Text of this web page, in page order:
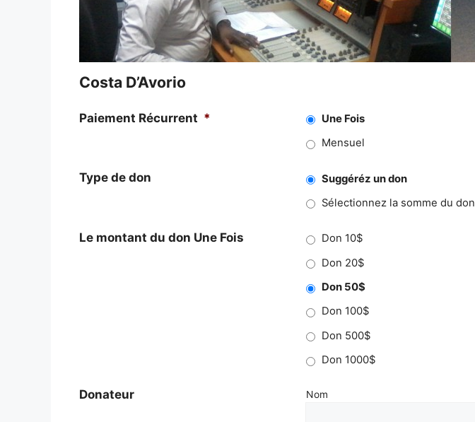
Costa D’Avorio
Paiement Récurrent *
Une Fois
Mensuel
Type de don
Suggéréz un don
Sélectionnez la somme du don
Le montant du don Une Fois
Don 10$
Don 20$
Don 50$
Don 100$
Don 500$
Don 1000$
Donateur Nom